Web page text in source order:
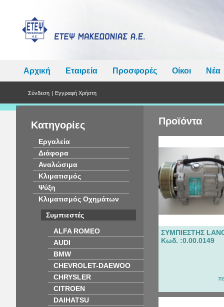
Αρχική Εταιρεία Προσφορές Οίκοι Νέα
Σύνδεση | Εγγραφή Χρήστη
Κατηγορίες
Εργαλεία
Διάφορα
Αναλώσιμα
Κλιματισμός
Ψύξη
Κλιματισμός Οχημάτων
Συμπιεστές
ALFA ROMEO
AUDI
BMW
CHEVROLET-DAEWOO
CHRYSLER
CITROEN
DAIHATSU
Προϊόντα
ΣΥΜΠΙΕΣΤΗΣ
Κωδ. :0.00.0149